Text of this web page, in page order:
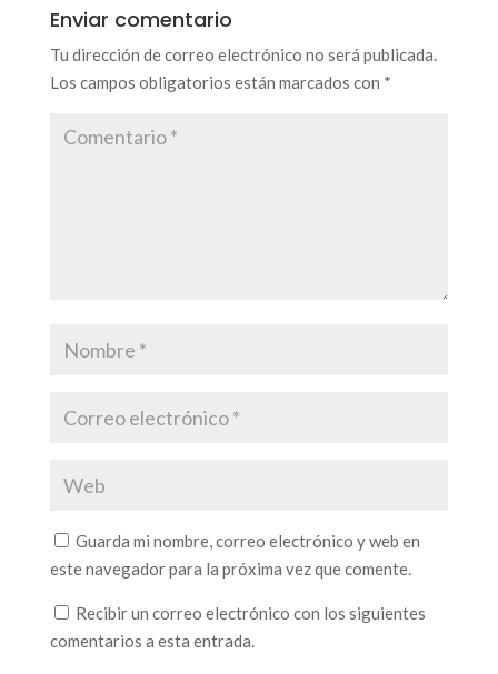
Enviar comentario
Tu dirección de correo electrónico no será publicada.
Los campos obligatorios están marcados con *
Guarda mi nombre, correo electrónico y web en
este navegador para la próxima vez que comente.
Recibir un correo electrónico con los siguientes
comentarios a esta entrada.